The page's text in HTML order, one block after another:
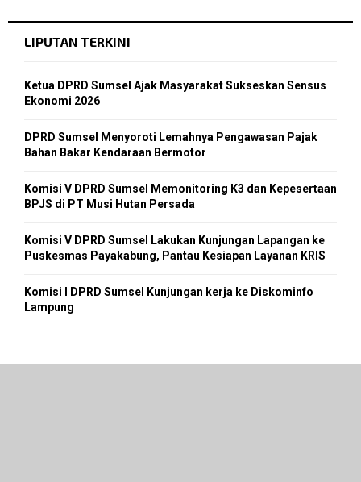
LIPUTAN TERKINI
Ketua DPRD Sumsel Ajak Masyarakat Sukseskan Sensus
Ekonomi 2026
DPRD Sumsel Menyoroti Lemahnya Pengawasan Pajak
Bahan Bakar Kendaraan Bermotor
Komisi V DPRD Sumsel Memonitoring K3 dan Kepesertaan
BPJS di PT Musi Hutan Persada
Komisi V DPRD Sumsel Lakukan Kunjungan Lapangan ke
Puskesmas Payakabung, Pantau Kesiapan Layanan KRIS
Komisi I DPRD Sumsel Kunjungan kerja ke Diskominfo
Lampung